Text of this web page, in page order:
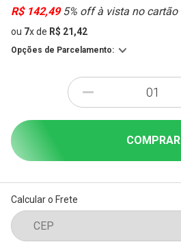
R$ 142,495% off à vista no cartão
ou 7xde R$ 21,42
Opções de Parcelamento:
-
COMPRAR
Calcular o Frete